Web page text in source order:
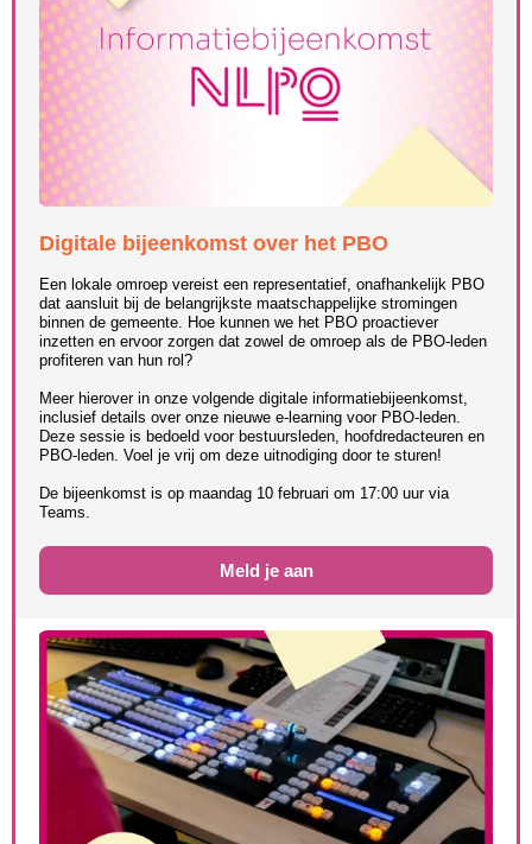
Digitale bijeenkomst over het PBO
Een lokale omroep vereist een representatief, onafhankelijk PBO
dat aansluit bij de belangrijkste maatschappelijke stromingen
binnen de gemeente. Hoe kunnen we het PBO proactiever
inzetten en ervoor zorgen dat zowel de omroep als de PBO-leden
profiteren van hun rol?
Meer hierover in onze volgende digitale informatiebijeenkomst,
inclusief details over onze nieuwe e-learning voor PBO-leden.
Deze sessie is bedoeld voor bestuursleden, hoofdredacteuren en
PBO-leden. Voel je vrij om deze uitnodiging door te sturen!
De bijeenkomst is op maandag 10 februari om 17:00 uur via
Teams.
Meld je aan